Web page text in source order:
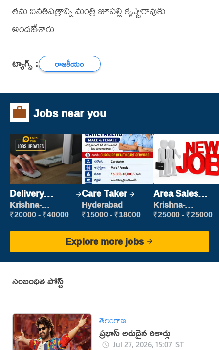
తమ వినతిపత్రాన్ని మంత్రి జూపల్లి కృష్ణారావుకు
అందజేశారు.
ట్యాగ్స్ : రాజకీయం
Jobs near you
Delivery
Executive
Krishna-
vijayawada
₹20000 - ₹40000
Care Taker
Hyderabad
₹15000 - ₹18000
Area Sales
Manager (Field
Sales)
Krishna-
vijayawada
₹25000 - ₹25000
Explore more jobs
సంబంధిత పోస్ట్
తెలంగాణ
ప్రభాస్ అరుదైన రికార్డు
Jul 27, 2026, 15:07 IST